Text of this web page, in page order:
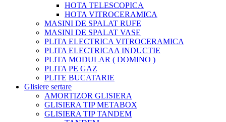
HOTA TELESCOPICA
HOTA VITROCERAMICA
MASINI DE SPALAT RUFE
MASINI DE SPALAT VASE
PLITA ELECTRICA VITROCERAMICA
PLITA ELECTRICAA INDUCTIE
PLITA MODULAR ( DOMINO )
PLITA PE GAZ
PLITE BUCATARIE
Glisiere sertare
AMORTIZOR GLISIERA
GLISIERA TIP METABOX
GLISIERA TIP TANDEM